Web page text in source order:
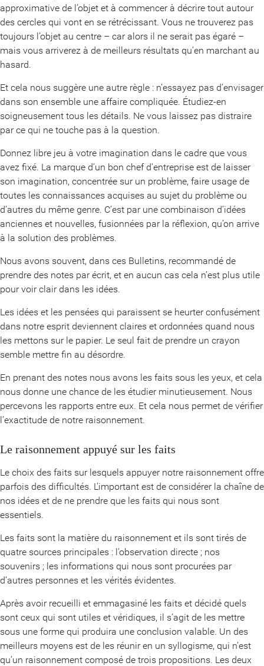
approximative de l’objet et à commencer à décrire tout autour
des cercles qui vont en se rétrécissant. Vous ne trouverez pas
toujours l’objet au centre – car alors il ne serait pas égaré –
mais vous arriverez à de meilleurs résultats qu’en marchant au
hasard.
Et cela nous suggère une autre règle : n’essayez pas d’envisager
dans son ensemble une affaire compliquée. Étudiez-en
soigneusement tous les détails. Ne vous laissez pas distraire
par ce qui ne touche pas à la question.
Donnez libre jeu à votre imagination dans le cadre que vous
avez fixé. La marque d’un bon chef d’entreprise est de laisser
son imagination, concentrée sur un problème, faire usage de
toutes les connaissances acquises au sujet du problème ou
d’autres du même genre. C’est par une combinaison d’idées
anciennes et nouvelles, fusionnées par la réflexion, qu’on arrive
à la solution des problèmes.
Nous avons souvent, dans ces Bulletins, recommandé de
prendre des notes par écrit, et en aucun cas cela n’est plus utile
pour voir clair dans les idées.
Les idées et les pensées qui paraissent se heurter confusément
dans notre esprit deviennent claires et ordonnées quand nous
les mettons sur le papier. Le seul fait de prendre un crayon
semble mettre fin au désordre.
En prenant des notes nous avons les faits sous les yeux, et cela
nous donne une chance de les étudier minutieusement. Nous
percevons les rapports entre eux. Et cela nous permet de vérifier
l’exactitude de notre raisonnement.
Le raisonnement appuyé sur les faits
Le choix des faits sur lesquels appuyer notre raisonnement offre
parfois des difficultés. L’important est de considérer la chaîne de
nos idées et de ne prendre que les faits qui nous sont
essentiels.
Les faits sont la matière du raisonnement et ils sont tirés de
quatre sources principales : l’observation directe ; nos
souvenirs ; les informations qui nous sont procurées par
d’autres personnes et les vérités évidentes.
Après avoir recueilli et emmagasiné les faits et décidé quels
sont ceux qui sont utiles et véridiques, il s’agit de les mettre
sous une forme qui produira une conclusion valable. Un des
meilleurs moyens est de les réunir en un syllogisme, qui n’est
qu’un raisonnement composé de trois propositions. Les deux